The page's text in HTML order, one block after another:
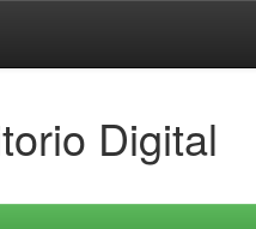
Digital